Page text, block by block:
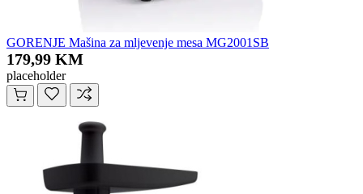
GORENJE Mašina za mljevenje mesa MG2001SB
179,99 KM
placeholder